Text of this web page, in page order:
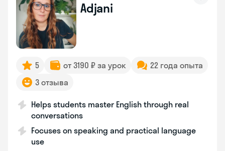
Adjani
5 от 3190 ₽ за урок
22 года опыта
3 отзыва
Helps students master English through real
conversations
Focuses on speaking and practical language
use